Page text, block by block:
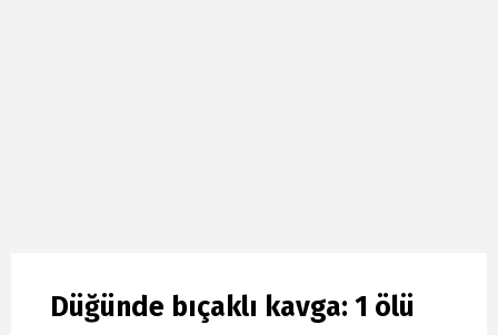
Düğünde bıçaklı kavga: 1 ölü